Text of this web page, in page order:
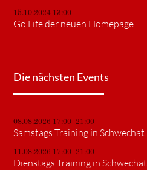
15.10.2024 13:00
Go Life der neuen Homepage
Die nächsten Events
08.08.2026 17:00–21:00
Samstags Training in Schwechat
11.08.2026 17:00–21:00
Dienstags Training in Schwechat